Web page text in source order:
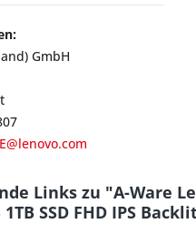
GmbH
Links zu "A-Ware
1TB SSD FHD IPS